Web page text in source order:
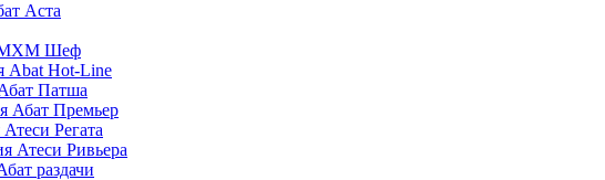
Аста
Шеф
Abat Hot-Line
Патша
Абат Премьер
Регата
Атеси Ривьера
раздачи